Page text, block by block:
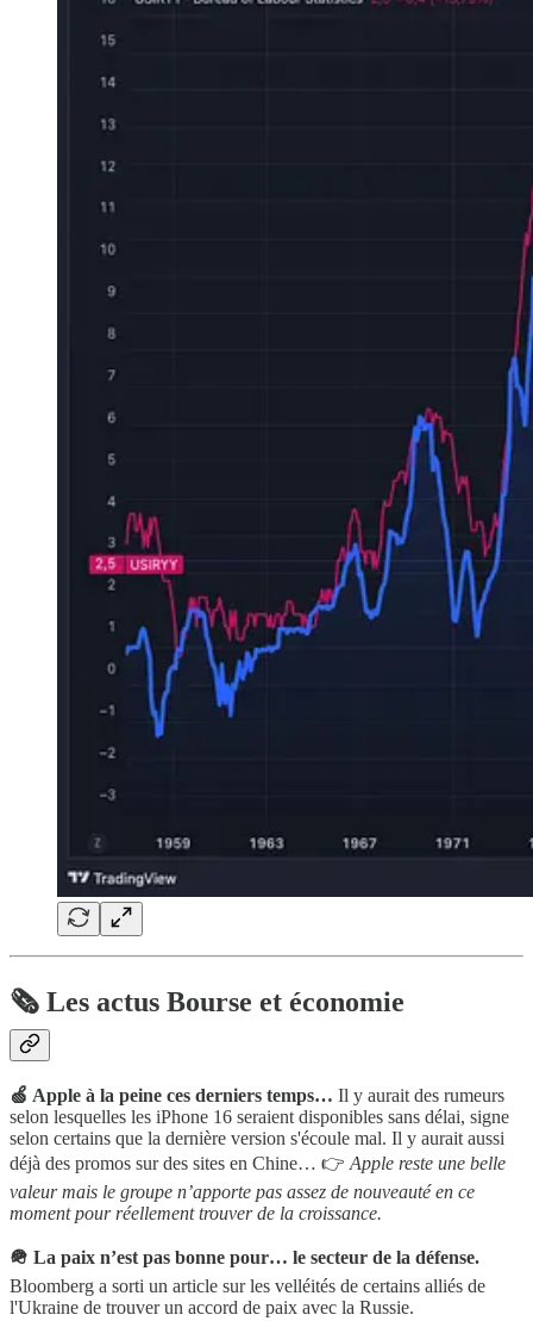
🗞️ Les actus Bourse et économie
🍏 Apple à la peine ces derniers temps… Il y aurait des rumeurs
selon lesquelles les iPhone 16 seraient disponibles sans délai, signe
selon certains que la dernière version s'écoule mal. Il y aurait aussi
déjà des promos sur des sites en Chine… 👉 Apple reste une belle
valeur mais le groupe n’apporte pas assez de nouveauté en ce
moment pour réellement trouver de la croissance.
🪖 La paix n’est pas bonne pour… le secteur de la défense.
Bloomberg a sorti un article sur les velléités de certains alliés de
l'Ukraine de trouver un accord de paix avec la Russie.